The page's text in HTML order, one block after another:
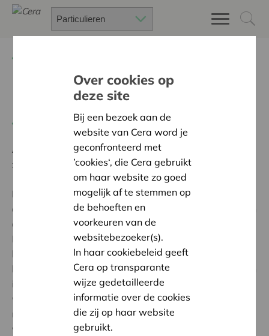
Dorpsrestaurant Woumen
Terug naar overzicht
Ambitie:
Een solidaire, respectvolle samenleving
zonder drempels
Programma:
Iedereen gelijke kansen bieden om
actief, volwaardig en gelijkwaardig deel te nemen aan
de samenleving
Met het dorpsrestaurant dat we met steun van Cera
konden realiseren, willen we buurtbewoners met een
kwetsbaarheid (eenzaamheid of leeftijd) ondersteunen
in het langer thuis wonen door een betaalbare, verse
warme maaltijd. Dit (nieuw) netwerk is een opstap
naar het 'kleine helpen'. Samen tafelen werkt
verbindend, vroegere contacten kunnen ook terug
Over cookies op
deze site
Bij een bezoek aan de
website van Cera word je
geconfronteerd met
’cookies‘, die Cera gebruikt
om haar website zo goed
mogelijk af te stemmen op
de behoeften en
voorkeuren van de
websitebezoeker(s).
In haar cookiebeleid geeft
Cera op transparante
wijze gedetailleerde
informatie over de cookies
die zij op haar website
gebruikt.